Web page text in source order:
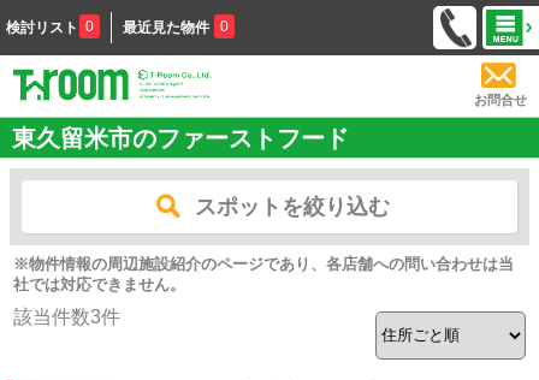
検討リスト 0 最近見た物件 0
お問合せ
東久留米市のファーストフード
スポットを絞り込む
※物件情報の周辺施設紹介のページであり、各店舗への問い合わせは当
社では対応できません。
該当件数3件